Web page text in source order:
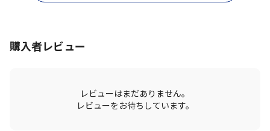
購入者レビュー
レビューはまだありません。
レビューをお待ちしています。